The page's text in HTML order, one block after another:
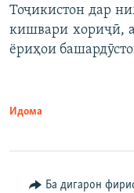
Тоҷикистон дар
кишвари хориҷӣ,
ёриҳои
Идома
Ба дигарон